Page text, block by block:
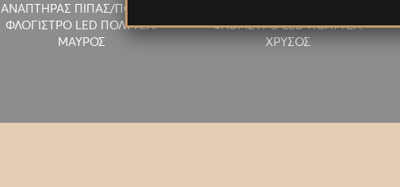
ΑΝΑΠΤΗΡΑΣ ΠΙΠΑΣ/ΠΟΥΡΟΥ
ΦΛΟΓΙΣΤΡΟ LED ΠΟΛΥΤΕΛ.
ΜΑΥΡΟΣ
ΦΛΟΓΙΣΤΡΟ LED ΠΟΛΥΤΕΛ.
ΧΡΥΣΟΣ